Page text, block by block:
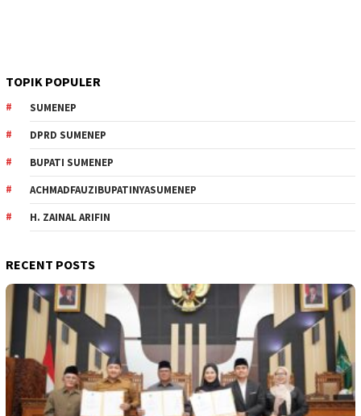
TOPIK POPULER
SUMENEP
DPRD SUMENEP
BUPATI SUMENEP
ACHMADFAUZIBUPATINYASUMENEP
H. ZAINAL ARIFIN
RECENT POSTS